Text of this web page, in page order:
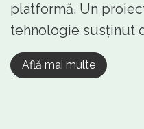
platformă. Un
tehnologie susținut
Află mai multe